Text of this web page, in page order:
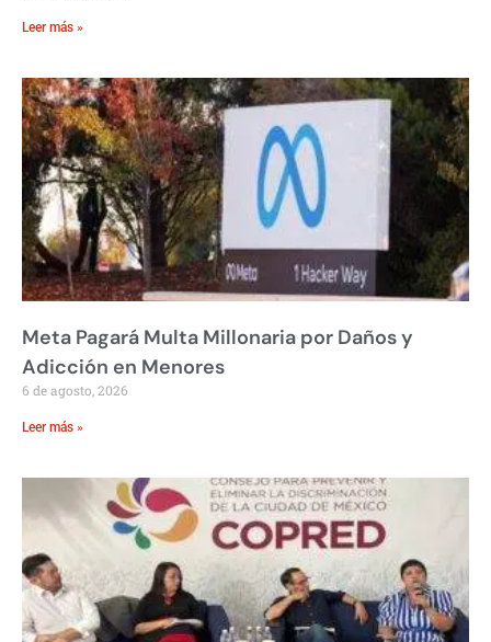
Leer más »
Meta Pagará Multa Millonaria por Daños y
Adicción en Menores
6 de agosto, 2026
Leer más »